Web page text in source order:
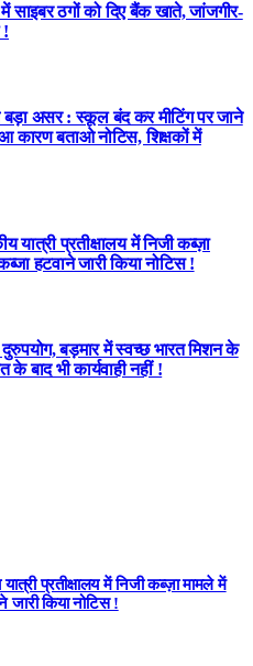
ठगों को दिए बैंक खाते, जांजगीर-
!
असर : स्कूल बंद कर मीटिंग पर जाने
कारण बताओ नोटिस, शिक्षकों में
प्रतीक्षालय में निजी कब्ज़ा
हटवाने जारी किया नोटिस !
बड़मार में स्वच्छ भारत मिशन के
के बाद भी कार्यवाही नहीं !
प्रतीक्षालय में निजी कब्ज़ा मामले में
किया नोटिस !